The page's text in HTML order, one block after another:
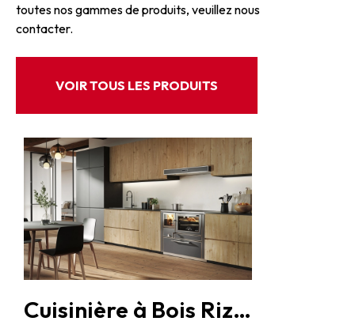
toutes nos gammes de produits, veuillez nous
contacter.
VOIR TOUS LES PRODUITS
Cuisinière à Bois Rizzoli Série R : pour plus de personnalisation